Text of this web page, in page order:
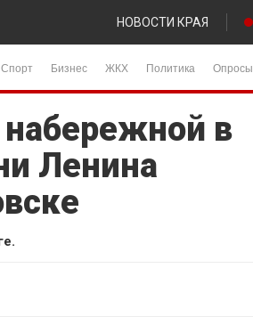
НОВОСТИ КРАЯ
Спорт Бизнес ЖКХ Политика Опросы
в
Ленина